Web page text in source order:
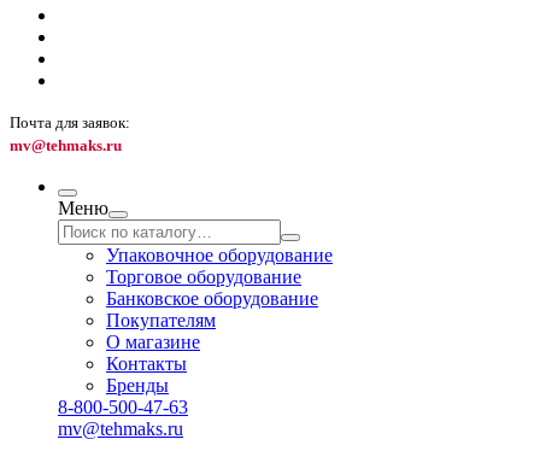
Почта для заявок:
mv@tehmaks.ru
Меню
Упаковочное оборудование
Торговое оборудование
Банковское оборудование
Покупателям
О магазине
Контакты
Бренды
8-800-500-47-63
mv@tehmaks.ru